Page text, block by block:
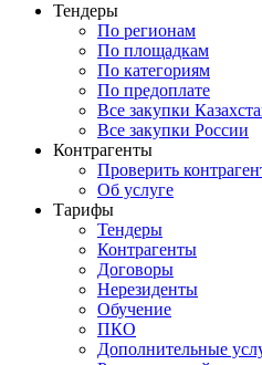
Тендеры
По регионам
По площадкам
По категориям
По предоплате
Все закупки
Все закупки России
Контрагенты
Проверить
Об услуге
Тарифы
Тендеры
Контрагенты
Договоры
Нерезиденты
Обучение
ПКО
Дополнительные